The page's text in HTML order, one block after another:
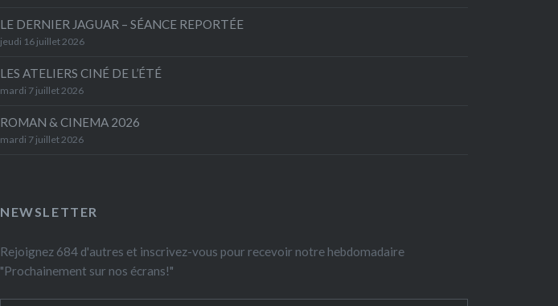
LE DERNIER JAGUAR – SÉANCE REPORTÉE
jeudi 16 juillet 2026
LES ATELIERS CINÉ DE L’ÉTÉ
mardi 7 juillet 2026
ROMAN & CINEMA 2026
mardi 7 juillet 2026
NEWSLETTER
Rejoignez 684 d'autres et inscrivez-vous pour recevoir notre hebdomadaire
"Prochainement sur nos écrans!"